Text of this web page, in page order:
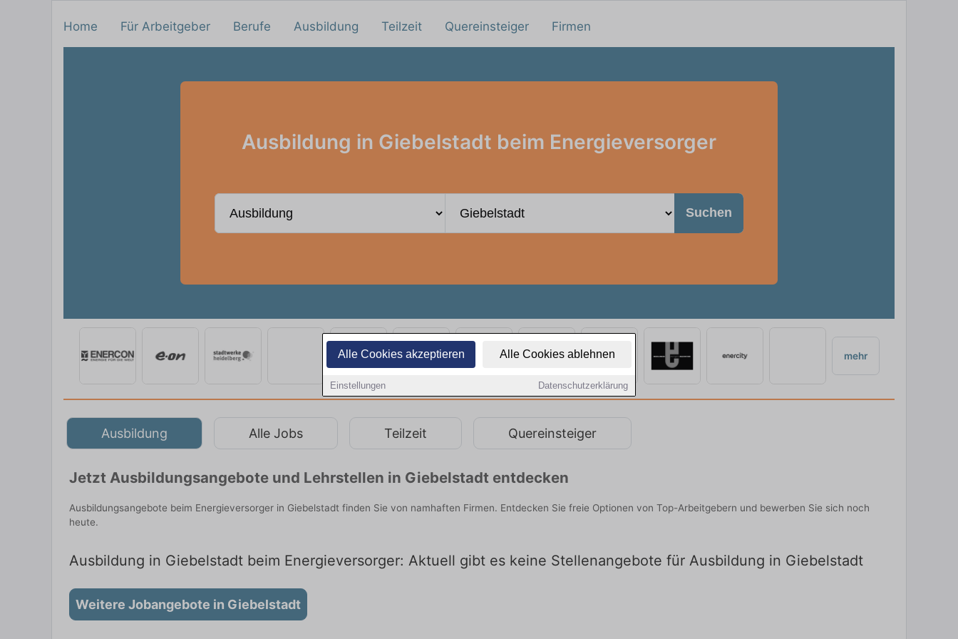
Alle Cookies akzeptieren Alle Cookies ablehnen
Einstellungen Datenschutzerklärung
Home Für Arbeitgeber Berufe Ausbildung Teilzeit Quereinsteiger Firmen
Ausbildung in Giebelstadt beim Energieversorger
Suchen
mehr
Ausbildung Alle Jobs Teilzeit Quereinsteiger
Jetzt Ausbildungsangebote und Lehrstellen in Giebelstadt entdecken
Ausbildungsangebote beim Energieversorger in Giebelstadt finden Sie von namhaften Firmen. Entdecken Sie freie Optionen von Top-Arbeitgebern und bewerben Sie sich noch
heute.
Ausbildung in Giebelstadt beim Energieversorger: Aktuell gibt es keine Stellenangebote für Ausbildung in Giebelstadt
Weitere Jobangebote in Giebelstadt